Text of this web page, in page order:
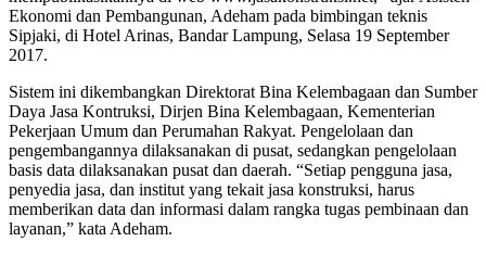
Ekonomi dan Pembangunan, Adeham pada bimbingan teknis
Sipjaki, di Hotel Arinas, Bandar Lampung, Selasa 19 September
2017.
Sistem ini dikembangkan Direktorat Bina Kelembagaan dan Sumber
Daya Jasa Kontruksi, Dirjen Bina Kelembagaan, Kementerian
Pekerjaan Umum dan Perumahan Rakyat. Pengelolaan dan
pengembangannya dilaksanakan di pusat, sedangkan pengelolaan
basis data dilaksanakan pusat dan daerah. “Setiap pengguna jasa,
penyedia jasa, dan institut yang tekait jasa konstruksi, harus
memberikan data dan informasi dalam rangka tugas pembinaan dan
layanan,” kata Adeham.